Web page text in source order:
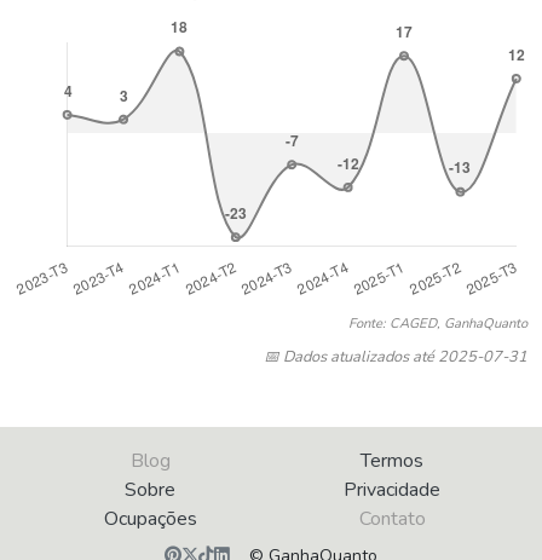
Fonte: CAGED, GanhaQuanto
📅 Dados atualizados até 2025-07-31
Blog
Sobre
Ocupações
Termos
Privacidade
Contato